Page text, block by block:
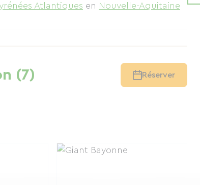
Atlantiques en Nouvelle-Aquitaine
(7) Réserver